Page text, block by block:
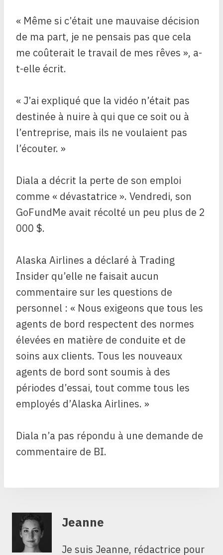
« Même si c’était une mauvaise décision
de ma part, je ne pensais pas que cela
me coûterait le travail de mes rêves », a-
t-elle écrit.
« J’ai expliqué que la vidéo n’était pas
destinée à nuire à qui que ce soit ou à
l’entreprise, mais ils ne voulaient pas
l’écouter. »
Diala a décrit la perte de son emploi
comme « dévastatrice ». Vendredi, son
GoFundMe avait récolté un peu plus de 2
000 $.
Alaska Airlines a déclaré à Trading
Insider qu’elle ne faisait aucun
commentaire sur les questions de
personnel : « Nous exigeons que tous les
agents de bord respectent des normes
élevées en matière de conduite et de
soins aux clients. Tous les nouveaux
agents de bord sont soumis à des
périodes d’essai, tout comme tous les
employés d’Alaska Airlines. »
Diala n’a pas répondu à une demande de
commentaire de BI.
Jeanne
Je suis Jeanne, rédactrice pour